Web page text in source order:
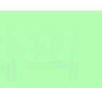
의 세포와 분열을
게 설명해줄 수 있
단백질 없이는 살아
'설계도'라고 할 수
유전자에 관해서 기